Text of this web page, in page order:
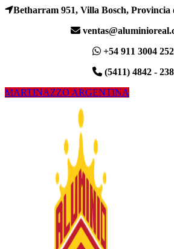
Betharram 951, Villa Bosch, Provincia
+54 911 3004
(5411) 4842 -
MARTINAZZO ARGENTINA